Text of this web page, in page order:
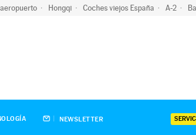
Hongqi Coches viejos España A-2
NEWSLETTER